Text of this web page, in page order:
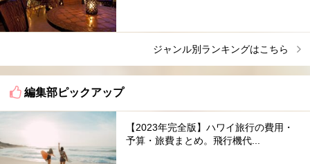
ジャンル別ランキングはこちら
編集部ピックアップ
【2023年完全版】ハワイ旅行の費用・
予算・旅費まとめ。飛行機代...